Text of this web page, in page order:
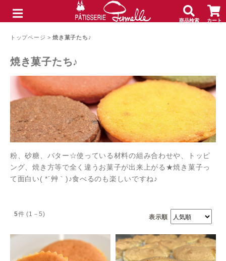
商品検索 カート
トップページ >焼き菓子たち♪
焼き菓子たち♪
粉、砂糖、バター☆使っている材料の組み合わせや、トッピ
ング、焼き方等で全く違うお菓子が出来上がる★焼き菓子っ
て面白い( *´艸｀)♪食べるのも楽しいですね♪
5件 (1－5) 表示順